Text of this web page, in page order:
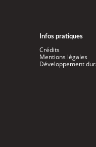
Infos pratiques
Crédits
Mentions légales
Développement